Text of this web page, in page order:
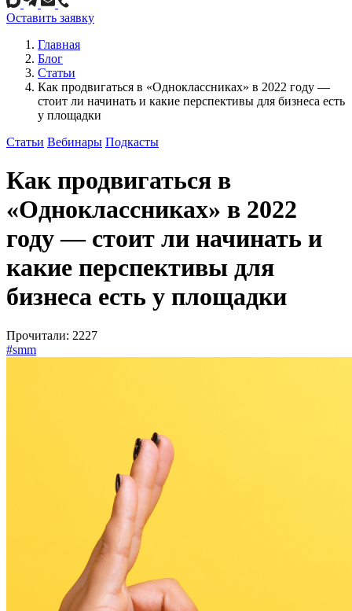
Оставить заявку
Главная
Блог
Статьи
Как продвигаться в «Одноклассниках» в 2022 году —
стоит ли начинать и какие перспективы для бизнеса есть
у площадки
Статьи Вебинары Подкасты
Как продвигаться в
«Одноклассниках» в 2022
году — стоит ли начинать и
какие перспективы для
бизнеса есть у площадки
Прочитали: 2227
#smm